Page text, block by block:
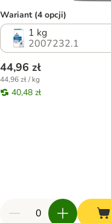
Wariant (4 opcji)
1 kg
2007232.1
44,96 zł
44,96 zł / kg
40,48 zł